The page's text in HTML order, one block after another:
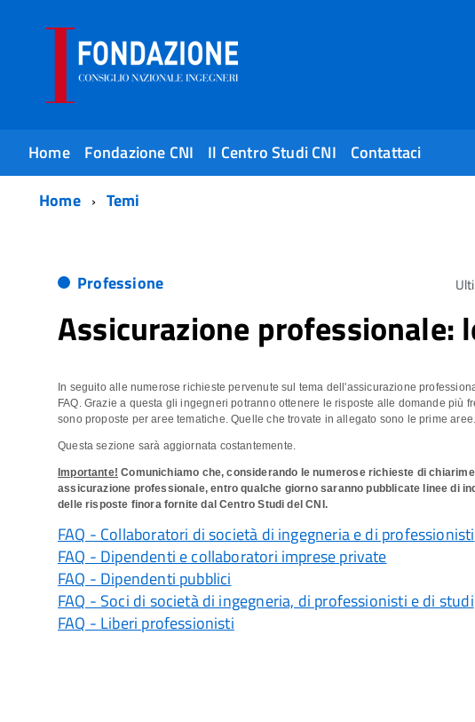
Home Fondazione CNI Il Centro Studi CNI
Contattaci
Home
Temi
Professione
Assicurazione professionale:
In seguito alle numerose richieste pervenute sul tema dell'assicurazione
FAQ. Grazie a questa gli ingegneri potranno ottenere le risposte alle domande
sono proposte per aree tematiche. Quelle che trovate in allegato sono le prime
Questa sezione sarà aggiornata costantemente.
Importante! Comunichiamo che, considerando le numerose richieste di
assicurazione professionale, entro qualche giorno saranno pubblicate linee di
delle risposte finora fornite dal Centro Studi del CNI.
FAQ - Collaboratori di società di ingegneria e di professionisti
FAQ - Dipendenti e collaboratori imprese private
FAQ - Dipendenti pubblici
FAQ - Soci di società di ingegneria, di professionisti e di studi
FAQ - Liberi professionisti